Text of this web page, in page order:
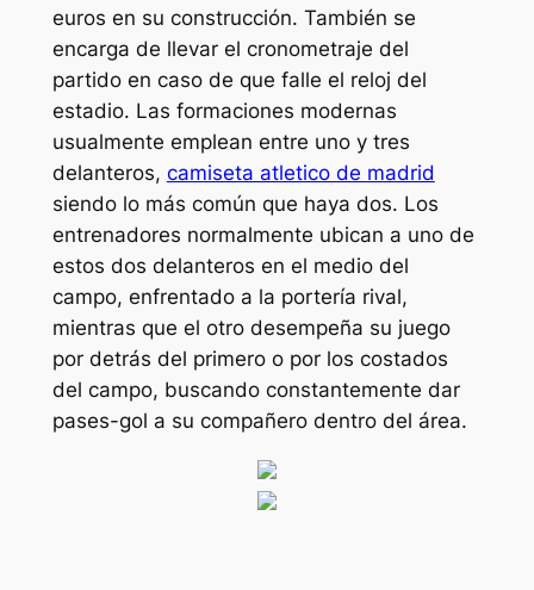
euros en su construcción. También se
encarga de llevar el cronometraje del
partido en caso de que falle el reloj del
estadio. Las formaciones modernas
usualmente emplean entre uno y tres
delanteros, camiseta atletico de madrid
siendo lo más común que haya dos. Los
entrenadores normalmente ubican a uno de
estos dos delanteros en el medio del
campo, enfrentado a la portería rival,
mientras que el otro desempeña su juego
por detrás del primero o por los costados
del campo, buscando constantemente dar
pases-gol a su compañero dentro del área.